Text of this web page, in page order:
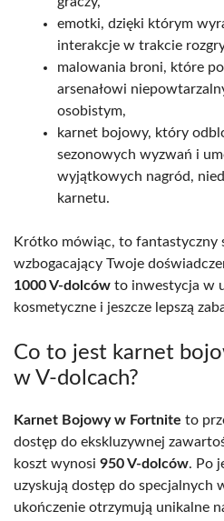
emotki, dzięki którym
interakcje w trakcie
malowania broni, które
arsenałowi
osobistym,
karnet bojowy, który
sezonowych wyzwań i
wyjątkowych nagród,
karnetu.
Krótko mówiąc, to fantastyczny
wzbogacający Twoje
1000 V-dolców to inwestycja w
kosmetyczne i jeszcze lepszą
Co to jest karnet
w V-dolcach?
Karnet Bojowy w Fortnite to
dostęp do ekskluzywnej
koszt wynosi 950 V-dolców. Po
uzyskują dostęp do specjalnych
ukończenie otrzymują unikalne